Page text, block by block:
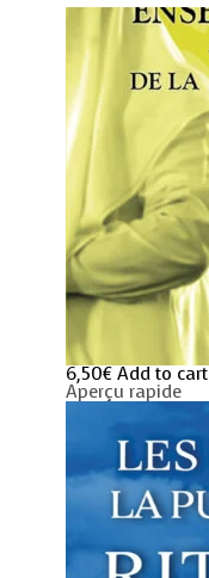
6,50€ Add to cart
Aperçu rapide